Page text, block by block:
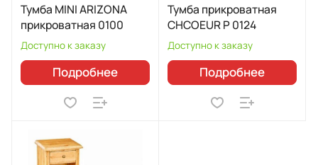
Тумба MINI ARIZONA
прикроватная 0100
Доступно к заказу
Подробнее
Тумба прикроватная
CHCOEUR P 0124
Доступно к заказу
Подробнее